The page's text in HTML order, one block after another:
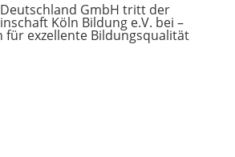
GmbH tritt der
Köln Bildung e.V. bei –
für exzellente Bildungsqualität